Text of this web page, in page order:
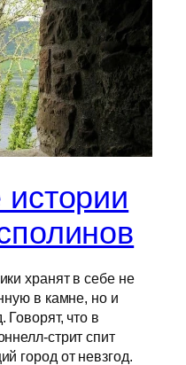
хранят в себе не
в камне, но и
что в
стрит спит
город от невзгод.